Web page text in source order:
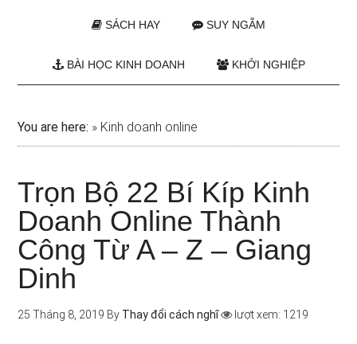
SÁCH HAY SUY NGẪM
BÀI HỌC KINH DOANH KHỞI NGHIỆP
You are here: » Kinh doanh online
Trọn Bộ 22 Bí Kíp Kinh
Doanh Online Thành
Công Từ A – Z – Giang
Dinh
25 Tháng 8, 2019 By Thay đổi cách nghĩ lượt xem: 1219